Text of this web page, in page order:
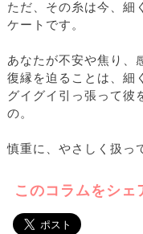
ただ、その糸は今、細
ケートです。
あなたが不安や焦り、
復縁を迫ることは、細
グイグイ引っ張って彼
の。
慎重に、やさしく扱っ
このコラムをシェ